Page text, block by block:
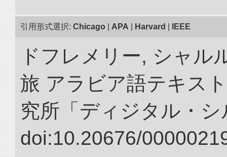
引用形式選択: Chicago APA Harvard IEEE
ドフレメリー, シャル
旅 アラビア語テキス
究所「ディジタル・
doi:10.20676/